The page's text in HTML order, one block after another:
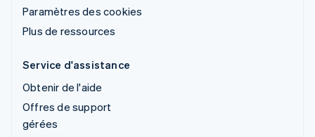
Paramètres des cookies
Plus de ressources
Service d'assistance
Obtenir de l'aide
Offres de support
gérées